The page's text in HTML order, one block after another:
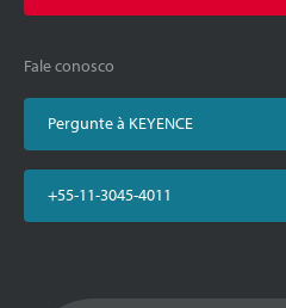
Fale conosco
Pergunte à KEYENCE
+55-11-3045-4011